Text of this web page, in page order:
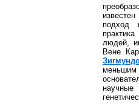
подход
людей,
Вене